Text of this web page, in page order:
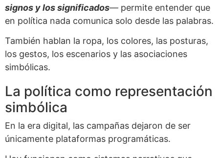
signos y los significados— permite entender que
en política nada comunica solo desde las palabras.
También hablan la ropa, los colores, las posturas,
los gestos, los escenarios y las asociaciones
simbólicas.
La política como representación
simbólica
En la era digital, las campañas dejaron de ser
únicamente plataformas programáticas.